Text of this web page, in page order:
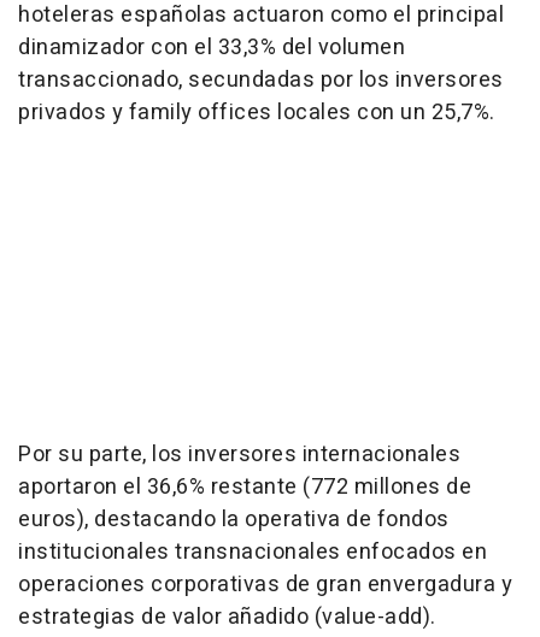
hoteleras españolas actuaron como el principal
dinamizador con el 33,3% del volumen
transaccionado, secundadas por los inversores
privados y family offices locales con un 25,7%.
Por su parte, los inversores internacionales
aportaron el 36,6% restante (772 millones de
euros), destacando la operativa de fondos
institucionales transnacionales enfocados en
operaciones corporativas de gran envergadura y
estrategias de valor añadido (value-add).